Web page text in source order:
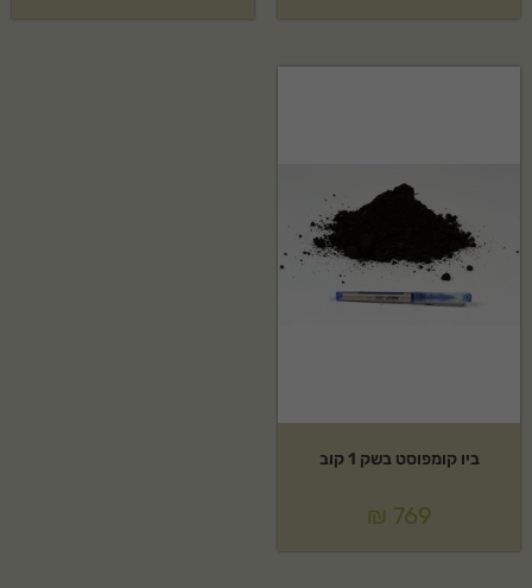
ביו קומפוסט בשק 1 קוב
₪ 769